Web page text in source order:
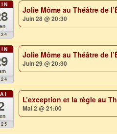
Jolie Môme au Théâtre de
Juin 28 @ 20:30
Jolie Môme au Théâtre de
Juin 29 @ 20:30
L’exception et la règle au
Mai 2 @ 21:00